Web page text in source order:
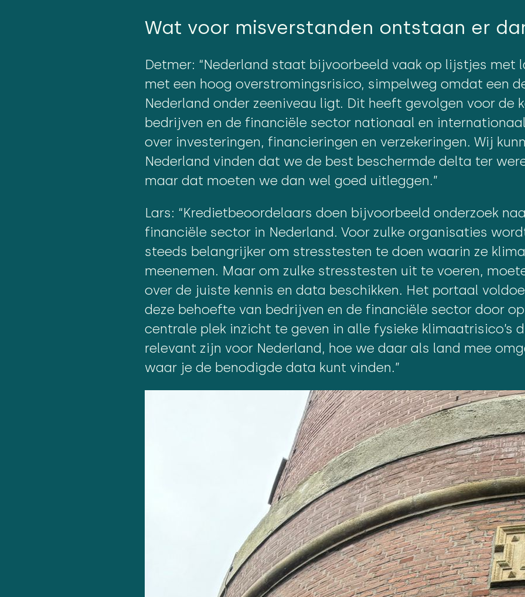
Wat voor misverstanden ontstaan er
Detmer: “Nederland staat bijvoorbeeld vaak op lijstjes met
met een hoog overstromingsrisico, simpelweg omdat een
Nederland onder zeeniveau ligt. Dit heeft gevolgen voor de
bedrijven en de financiële sector nationaal en
over investeringen, financieringen en verzekeringen. Wij
Nederland vinden dat we de best beschermde delta ter
maar dat moeten we dan wel goed uitleggen.”
Lars: “Kredietbeoordelaars doen bijvoorbeeld onderzoek
financiële sector in Nederland. Voor zulke organisaties
steeds belangrijker om stresstesten te doen waarin ze
meenemen. Maar om zulke stresstesten uit te voeren,
over de juiste kennis en data beschikken. Het portaal
deze behoefte van bedrijven en de financiële sector door
centrale plek inzicht te geven in alle fysieke klimaatrisico’s
relevant zijn voor Nederland, hoe we daar als land mee
waar je de benodigde data kunt vinden.”